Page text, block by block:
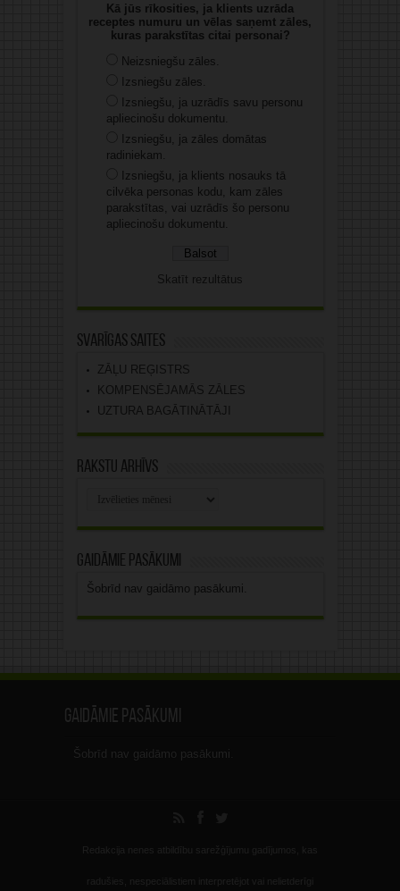
Kā jūs rīkosities, ja klients uzrāda
receptes numuru un vēlas saņemt zāles,
kuras parakstītas citai personai?
Neizsniegšu zāles.
Izsniegšu zāles.
Izsniegšu, ja uzrādīs savu personu
apliecinošu dokumentu.
Izsniegšu, ja zāles domātas
radiniekam.
Izsniegšu, ja klients nosauks tā
cilvēka personas kodu, kam zāles
parakstītas, vai uzrādīs šo personu
apliecinošu dokumentu.
Skatīt rezultātus
Svarīgas saites
ZĀĻU REĢISTRS
KOMPENSĒJAMĀS ZĀLES
UZTURA BAGĀTINĀTĀJI
Rakstu arhīvs
Gaidāmie pasākumi
Šobrīd nav gaidāmo pasākumi.
Gaidāmie pasākumi
Šobrīd nav gaidāmo pasākumi.
Redakcija nenes atbildību sarežģījumu gadījumos, kas